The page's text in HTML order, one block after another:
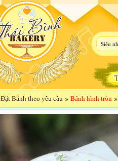
Đặt Bánh theo yêu cầu » Bánh hình tròn »